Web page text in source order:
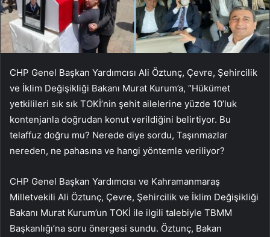
CHP Genel Başkan Yardımcısı Ali Öztunç, Çevre, Şehircilik
ve İklim Değişikliği Bakanı Murat Kurum’a, “Hükümet
yetkilileri sık sık TOKİ’nin şehit ailelerine yüzde 10’luk
kontenjanla doğrudan konut verildiğini belirtiyor. Bu
telaffuz doğru mu? Nerede diye sordu, Taşınmazlar
nereden, ne pahasına ve hangi yöntemle veriliyor?
CHP Genel Başkan Yardımcısı ve Kahramanmaraş
Milletvekili Ali Öztunç, Çevre, Şehircilik ve İklim Değişikliği
Bakanı Murat Kurum’un TOKİ ile ilgili talebiyle TBMM
Başkanlığı’na soru önergesi sundu. Öztunç, Bakan